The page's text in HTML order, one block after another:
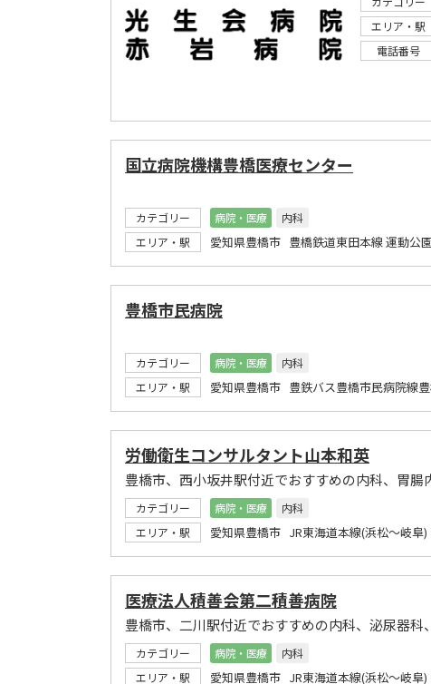
エリア・駅
電話番号
国立病院機構豊橋医療センター
カテゴリー 病院・医療
内科
エリア・駅
愛知県豊橋市 豊橋鉄道東田本線 運動公
豊橋市民病院
カテゴリー 病院・医療
内科
エリア・駅
愛知県豊橋市 豊鉄バス豊橋市民病院線
労働衛生コンサルタント山本和英
豊橋市、西小坂井駅付近でおすすめの内科、胃腸
カテゴリー 病院・医療
内科
エリア・駅
愛知県豊橋市 JR東海道本線(浜松～岐阜)
医療法人積善会第二積善病院
豊橋市、二川駅付近でおすすめの内科、泌尿器科
カテゴリー 病院・医療
内科
エリア・駅
愛知県豊橋市 JR東海道本線(浜松～岐阜)